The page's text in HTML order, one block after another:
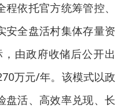
依托官方统筹管控、
安全盘活村集体存量资
由政府收储后公开出
万元/年。该模式以政
盘活、高效率兑现、长